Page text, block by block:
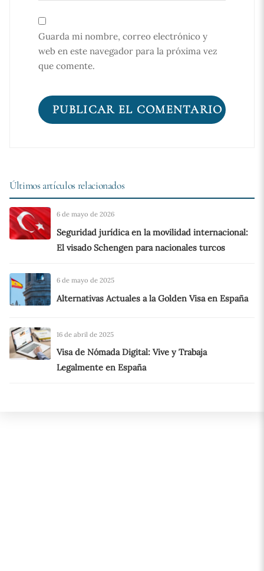
Guarda mi nombre, correo electrónico y
web en este navegador para la próxima vez
que comente.
Últimos artículos relacionados
6 de mayo de 2026
Seguridad jurídica en la movilidad internacional:
El visado Schengen para nacionales turcos
6 de mayo de 2025
Alternativas Actuales a la Golden Visa en España
16 de abril de 2025
Visa de Nómada Digital: Vive y Trabaja
Legalmente en España